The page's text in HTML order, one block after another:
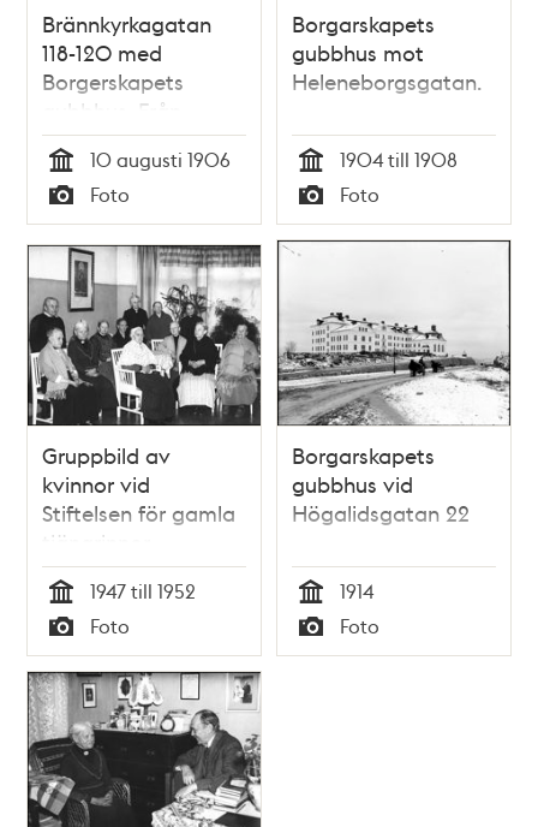
Brännkyrkagatan
118-120 med
Borgerskapets
gubbhus. Från
Högalidsberget och
Varvsgatan mot
nordost
Tid
10 augusti 1906
Typ
Foto
Borgarskapets
gubbhus mot
Heleneborgsgatan.
Tid
1904 till 1908
Typ
Foto
Gruppbild av
kvinnor vid
Stiftelsen för gamla
tjänarinnor,
Vanadisvägen 26.
Tid
1947 till 1952
Typ
Foto
Borgarskapets
gubbhus vid
Högalidsgatan 22
Tid
1914
Typ
Foto